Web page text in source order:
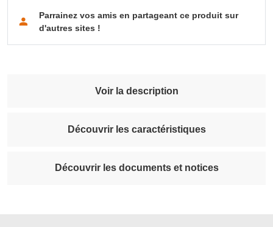
Parrainez vos amis en partageant ce produit sur
d'autres sites !
Voir la description
Découvrir les caractéristiques
Découvrir les documents et notices